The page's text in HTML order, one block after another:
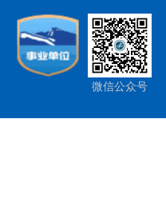
微信公众号